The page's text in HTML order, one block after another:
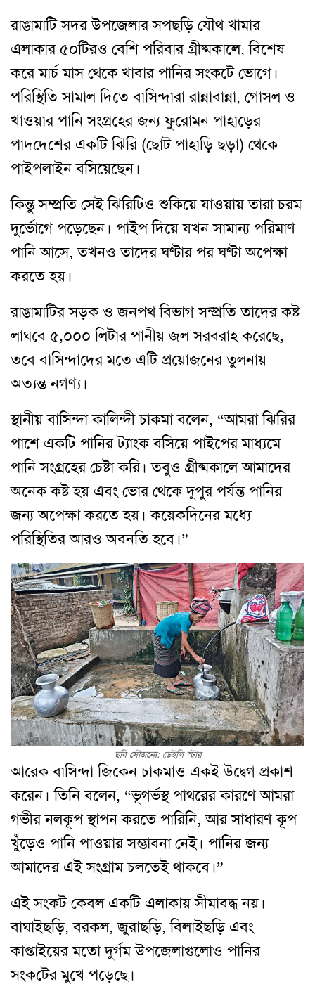
রাঙামাটি সদর উপজেলার সপছড়ি যৌথ খামার
এলাকার ৫০টিরও বেশি পরিবার গ্রীষ্মকালে, বিশেষ
করে মার্চ মাস থেকে খাবার পানির সংকটে ভোগে।
পরিস্থিতি সামাল দিতে বাসিন্দারা রান্নাবান্না, গোসল ও
খাওয়ার পানি সংগ্রহের জন্য ফুরোমন পাহাড়ের
পাদদেশের একটি ঝিরি (ছোট পাহাড়ি ছড়া) থেকে
পাইপলাইন বসিয়েছেন।
কিন্তু সম্প্রতি সেই ঝিরিটিও শুকিয়ে যাওয়ায় তারা চরম
দুর্ভোগে পড়েছেন। পাইপ দিয়ে যখন সামান্য পরিমাণ
পানি আসে, তখনও তাদের ঘণ্টার পর ঘণ্টা অপেক্ষা
করতে হয়।
রাঙামাটির সড়ক ও জনপথ বিভাগ সম্প্রতি তাদের কষ্ট
লাঘবে ৫,০০০ লিটার পানীয় জল সরবরাহ করেছে,
তবে বাসিন্দাদের মতে এটি প্রয়োজনের তুলনায়
অত্যন্ত নগণ্য।
স্থানীয় বাসিন্দা কালিন্দী চাকমা বলেন, “আমরা ঝিরির
পাশে একটি পানির ট্যাংক বসিয়ে পাইপের মাধ্যমে
পানি সংগ্রহের চেষ্টা করি। তবুও গ্রীষ্মকালে আমাদের
অনেক কষ্ট হয় এবং ভোর থেকে দুপুর পর্যন্ত পানির
জন্য অপেক্ষা করতে হয়। কয়েকদিনের মধ্যে
পরিস্থিতির আরও অবনতি হবে।”
ছবি সৌজন্যে: ডেইলি স্টার
আরেক বাসিন্দা জিকেন চাকমাও একই উদ্বেগ প্রকাশ
করেন। তিনি বলেন, “ভূগর্ভস্থ পাথরের কারণে আমরা
গভীর নলকূপ স্থাপন করতে পারিনি, আর সাধারণ কূপ
খুঁড়েও পানি পাওয়ার সম্ভাবনা নেই। পানির জন্য
আমাদের এই সংগ্রাম চলতেই থাকবে।”
এই সংকট কেবল একটি এলাকায় সীমাবদ্ধ নয়।
বাঘাইছড়ি, বরকল, জুরাছড়ি, বিলাইছড়ি এবং
কাপ্তাইয়ের মতো দুর্গম উপজেলাগুলোও পানির
সংকটের মুখে পড়েছে।